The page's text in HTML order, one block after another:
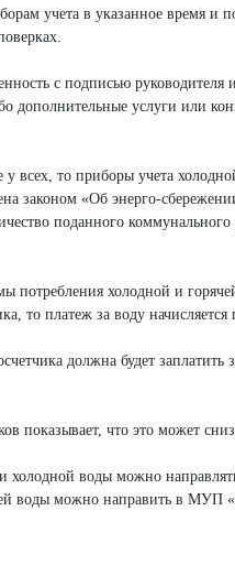
учета в указанное время и
с подписью
дополнительные услуги или
у всех, то приборы учета
законом «Об энерго-
поданного
потребления холодной и
то платеж за воду
должна будет
показывает, что это может
холодной воды можно
воды можно направить в МУП